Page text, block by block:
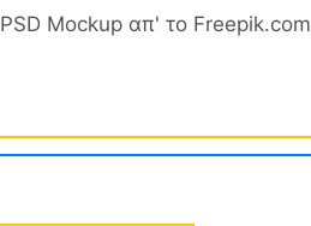
Mockup απ' το Freepik.com